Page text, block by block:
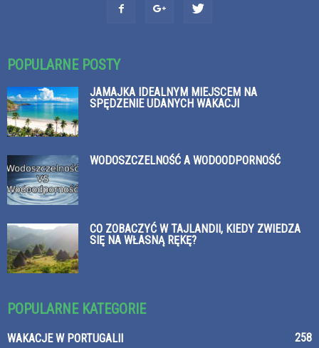
POPULARNE POSTY
JAMAJKA IDEALNYM MIEJSCEM NA
SPĘDZENIE UDANYCH WAKACJI
WODOSZCZELNOŚĆ A WODOODPORNOŚĆ
CO ZOBACZYĆ W TAJLANDII, KIEDY ZWIEDZA
SIĘ NA WŁASNĄ RĘKĘ?
POPULARNE KATEGORIE
WAKACJE W PORTUGALII
258